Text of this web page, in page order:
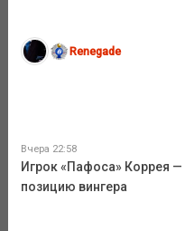
Renegade
Вчера 22:58
Игрок «Пафоса» Коррея —
позицию вингера